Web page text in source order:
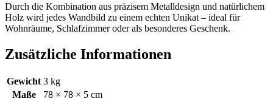
Durch die Kombination aus präzisem Metalldesign und natürlichem
Holz wird jedes Wandbild zu einem echten Unikat – ideal für
Wohnräume, Schlafzimmer oder als besonderes Geschenk.
Zusätzliche Informationen
Gewicht 3 kg
Maße
78 × 78 × 5 cm